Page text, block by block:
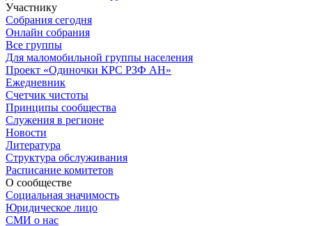
Участнику
Собрания сегодня
Онлайн собрания
Все группы
Для маломобильной группы населения
Проект «Одиночки КРС РЗФ АН»
Ежедневник
Счетчик чистоты
Принципы сообщества
Служения в регионе
Новости
Литература
Структура обслуживания
Расписание комитетов
О сообществе
Социальная значимость
Юридическое лицо
СМИ о нас